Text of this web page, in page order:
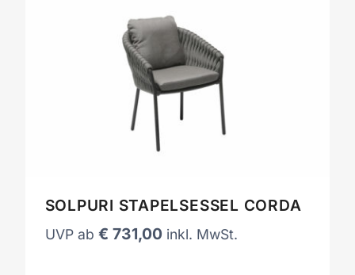
SOLPURI STAPELSESSEL CORDA
UVP ab € 731,00 inkl. MwSt.